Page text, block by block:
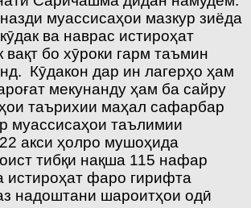
муассисаҳои мазкур зиёда
ва наврас истироҳат
вақт бо хӯроки гарм таъмин
Кӯдакон дар ин лагерҳо ҳам
мекунанду ҳам ба сайру
таърихии маҳал сафарбар
муассисаҳои таълимии
акси ҳолро мушоҳида
тибқи нақша 115 нафар
истироҳат фаро гирифта
надоштани шароитҳои одӣ